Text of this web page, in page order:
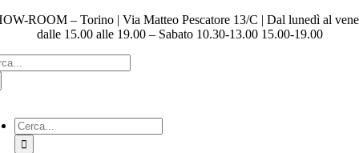
SaltaROOM – Torino | Via Matteo Pescatore 13/C | Dal lunedì al
dalle 15.00 alle 19.00 – Sabato 10.30-13.00 15.00-19.00
Cerca
per: